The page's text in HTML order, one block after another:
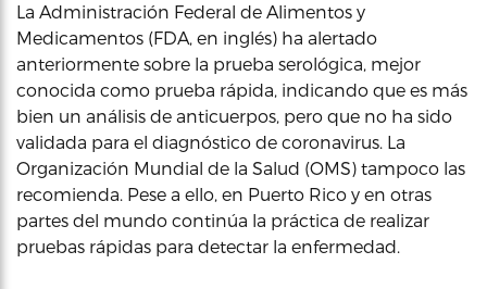
La Administración Federal de Alimentos y
Medicamentos (FDA, en inglés) ha alertado
anteriormente sobre la prueba serológica, mejor
conocida como prueba rápida, indicando que es más
bien un análisis de anticuerpos, pero que no ha sido
validada para el diagnóstico de coronavirus. La
Organización Mundial de la Salud (OMS) tampoco las
recomienda. Pese a ello, en Puerto Rico y en otras
partes del mundo continúa la práctica de realizar
pruebas rápidas para detectar la enfermedad.